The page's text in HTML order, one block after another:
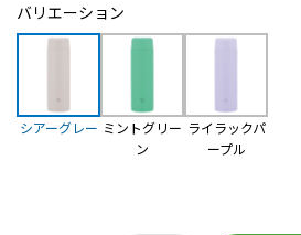
バリエーション
シアーグレー ミントグリー
ン
ライラックパ
ープル